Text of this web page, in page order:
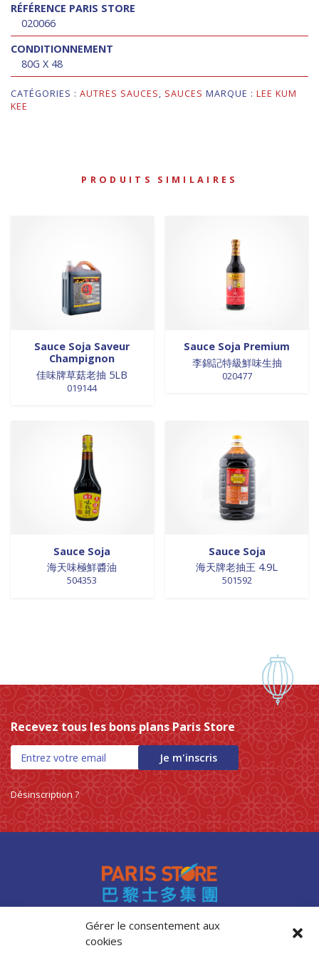
Gérer le consentement aux
cookies
RÉFÉRENCE PARIS STORE
020066
CONDITIONNEMENT
80G X 48
CATÉGORIES : AUTRES SAUCES, SAUCES MARQUE : LEE KUM
KEE
PRODUITS SIMILAIRES
Sauce Soja Saveur
Champignon
佳味牌草菇老抽 5LB
019144
Sauce Soja Premium
李錦記特級鮮味生抽
020477
Sauce Soja
海天味極鮮醬油
504353
Sauce Soja
海天牌老抽王 4.9L
501592
Recevez tous les bons plans Paris Store
Je m'inscris
Désinscription ?
Accès professionnels